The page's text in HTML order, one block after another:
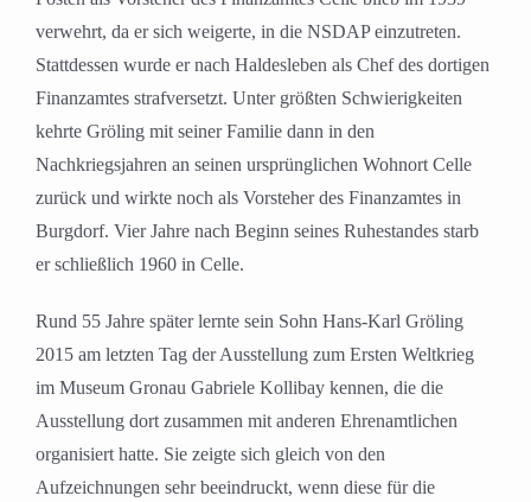
verwehrt, da er sich weigerte, in die NSDAP einzutreten.
Stattdessen wurde er nach Haldesleben als Chef des dortigen
Finanzamtes strafversetzt. Unter größten Schwierigkeiten
kehrte Gröling mit seiner Familie dann in den
Nachkriegsjahren an seinen ursprünglichen Wohnort Celle
zurück und wirkte noch als Vorsteher des Finanzamtes in
Burgdorf. Vier Jahre nach Beginn seines Ruhestandes starb
er schließlich 1960 in Celle.
Rund 55 Jahre später lernte sein Sohn Hans-Karl Gröling
2015 am letzten Tag der Ausstellung zum Ersten Weltkrieg
im Museum Gronau Gabriele Kollibay kennen, die die
Ausstellung dort zusammen mit anderen Ehrenamtlichen
organisiert hatte. Sie zeigte sich gleich von den
Aufzeichnungen sehr beeindruckt, wenn diese für die